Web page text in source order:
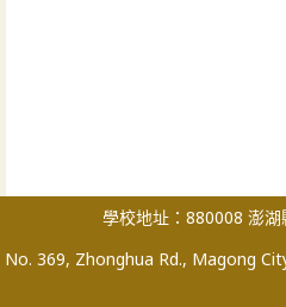
學校地址：880008 澎
No. 369, Zhonghua Rd., Magong